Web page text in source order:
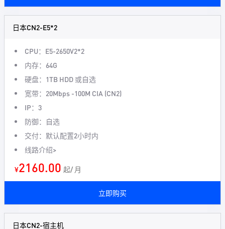
日本CN2-E5*2
CPU：E5-2650V2*2
内存：64G
硬盘：1TB HDD 或自选
宽带：20Mbps -100M CIA (CN2)
IP：3
防御：自选
交付：默认配置2小时内
线路介绍>
¥2160.00 起/ 月
立即购买
日本CN2-宿主机